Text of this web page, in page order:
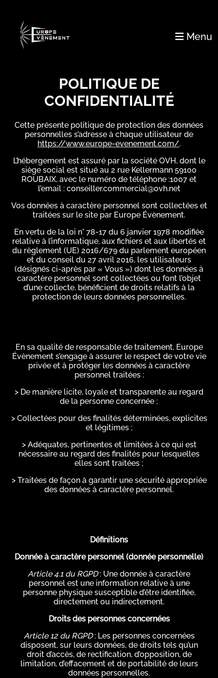
Menu
POLITIQUE DE
CONFIDENTIALITÉ
Cette présente politique de protection des données
personnelles s’adresse à chaque utilisateur de
https://www.europe-evenement.com/.
L’hébergement est assuré par la société OVH, dont le
siège social est situé au 2 rue Kellermann 59100
ROUBAIX, avec le numéro de téléphone :1007 et
l’email : conseiller.commercial@ovh.net
Vos données à caractère personnel sont collectées et
traitées sur le site par Europe Évènement.
En vertu de la loi n° 78-17 du 6 janvier 1978 modifiée
relative à l’informatique, aux fichiers et aux libertés et
du règlement (UE) 2016/679 du parlement européen
et du conseil du 27 avril 2016, les utilisateurs
(désignés ci-après par « Vous ») dont les données à
caractère personnel sont collectées ou font l’objet
d’une collecte, bénéficient de droits relatifs à la
protection de leurs données personnelles.
En sa qualité de responsable de traitement, Europe
Évènement s’engage à assurer le respect de votre vie
privée et à protéger les données à caractère
personnel traitées :
> De manière licite, loyale et transparente au regard
de la personne concernée ;
> Collectées pour des finalités déterminées, explicites
et légitimes ;
> Adéquates, pertinentes et limitées à ce qui est
nécessaire au regard des finalités pour lesquelles
elles sont traitées ;
> Traitées de façon à garantir une sécurité appropriée
des données à caractère personnel.
Définitions
Donnée à caractère personnel (donnée personnelle)
Article 4.1 du RGPD: Une donnée à caractère
personnel est une information relative à une
personne physique susceptible d’être identifiée,
directement ou indirectement.
Droits des personnes concernées
Article 12 du RGPD: Les personnes concernées
disposent, sur leurs données, de droits tels qu’un
droit d’accès, de rectification, d’opposition, de
limitation, d’effacement et de portabilité de leurs
données personnelles.